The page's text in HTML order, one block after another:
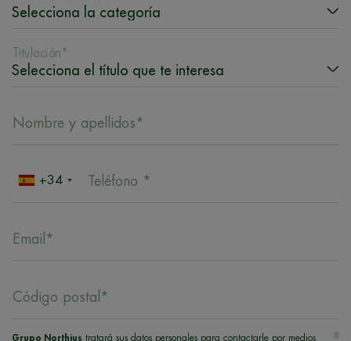
Titulación*
Nombre y apellidos*
+34 Teléfono *
Email*
Código postal*
Grupo Northius tratará sus datos personales para contactarle por medios